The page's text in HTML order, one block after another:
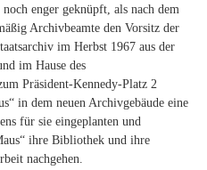
enger geknüpft, als nach dem
Archivbeamte den Vorsitz der
im Herbst 1967 aus der
im Hause des
Präsident-Kennedy-Platz 2
in dem neuen Archivgebäude eine
für sie eingeplanten und
ihre Bibliothek und ihre
nachgehen.